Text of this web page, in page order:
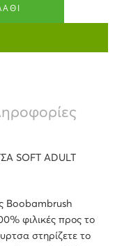
SOFT ADULT
Βoobambrush
φιλικές προς το
στηρίζετε το